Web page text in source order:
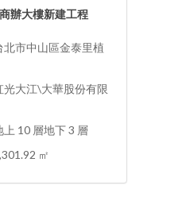
辦大樓新建工程
北市中山區金泰里植
光大江\大華股份有限
上 10 層地下 3 層
㎡